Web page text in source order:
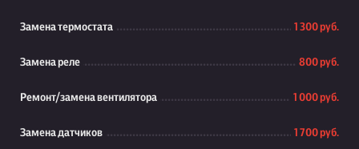
Замена термостата 1 300 руб.
Замена реле 800 руб.
Ремонт/замена вентилятора 1 000 руб.
Замена датчиков 1 700 руб.